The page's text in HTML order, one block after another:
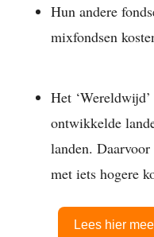
Hun andere
mixfondsen
Het
ontwikkelde
landen. Daarvoor
met iets hogere
Lees hier